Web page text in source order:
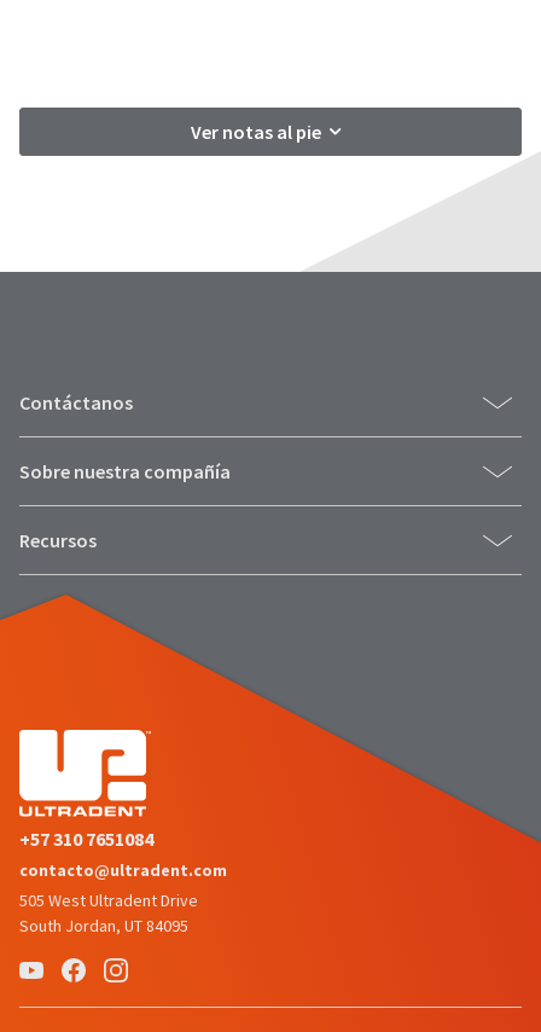
Ver notas al pie
Contáctanos
Sobre nuestra compañía
Recursos
+57 310 7651084
contacto@ultradent.com
505 West Ultradent Drive
South Jordan, UT 84095